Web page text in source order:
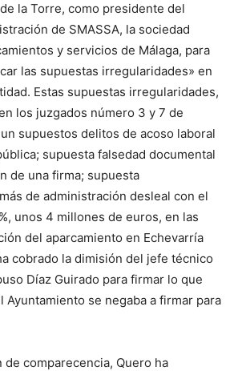
la Torre, como presidente del
de SMASSA, la sociedad
y servicios de Málaga, para
las supuestas irregularidades» en
Estas supuestas irregularidades,
los juzgados número 3 y 7 de
supuestos delitos de acoso laboral
supuesta falsedad documental
de una firma; supuesta
de administración desleal con el
unos 4 millones de euros, en las
del aparcamiento en Echevarría
cobrado la dimisión del jefe técnico
Díaz Guirado para firmar lo que
Ayuntamiento se negaba a firmar para
comparecencia, Quero ha